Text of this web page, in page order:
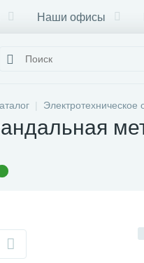
Наши офисы
Электротехническое